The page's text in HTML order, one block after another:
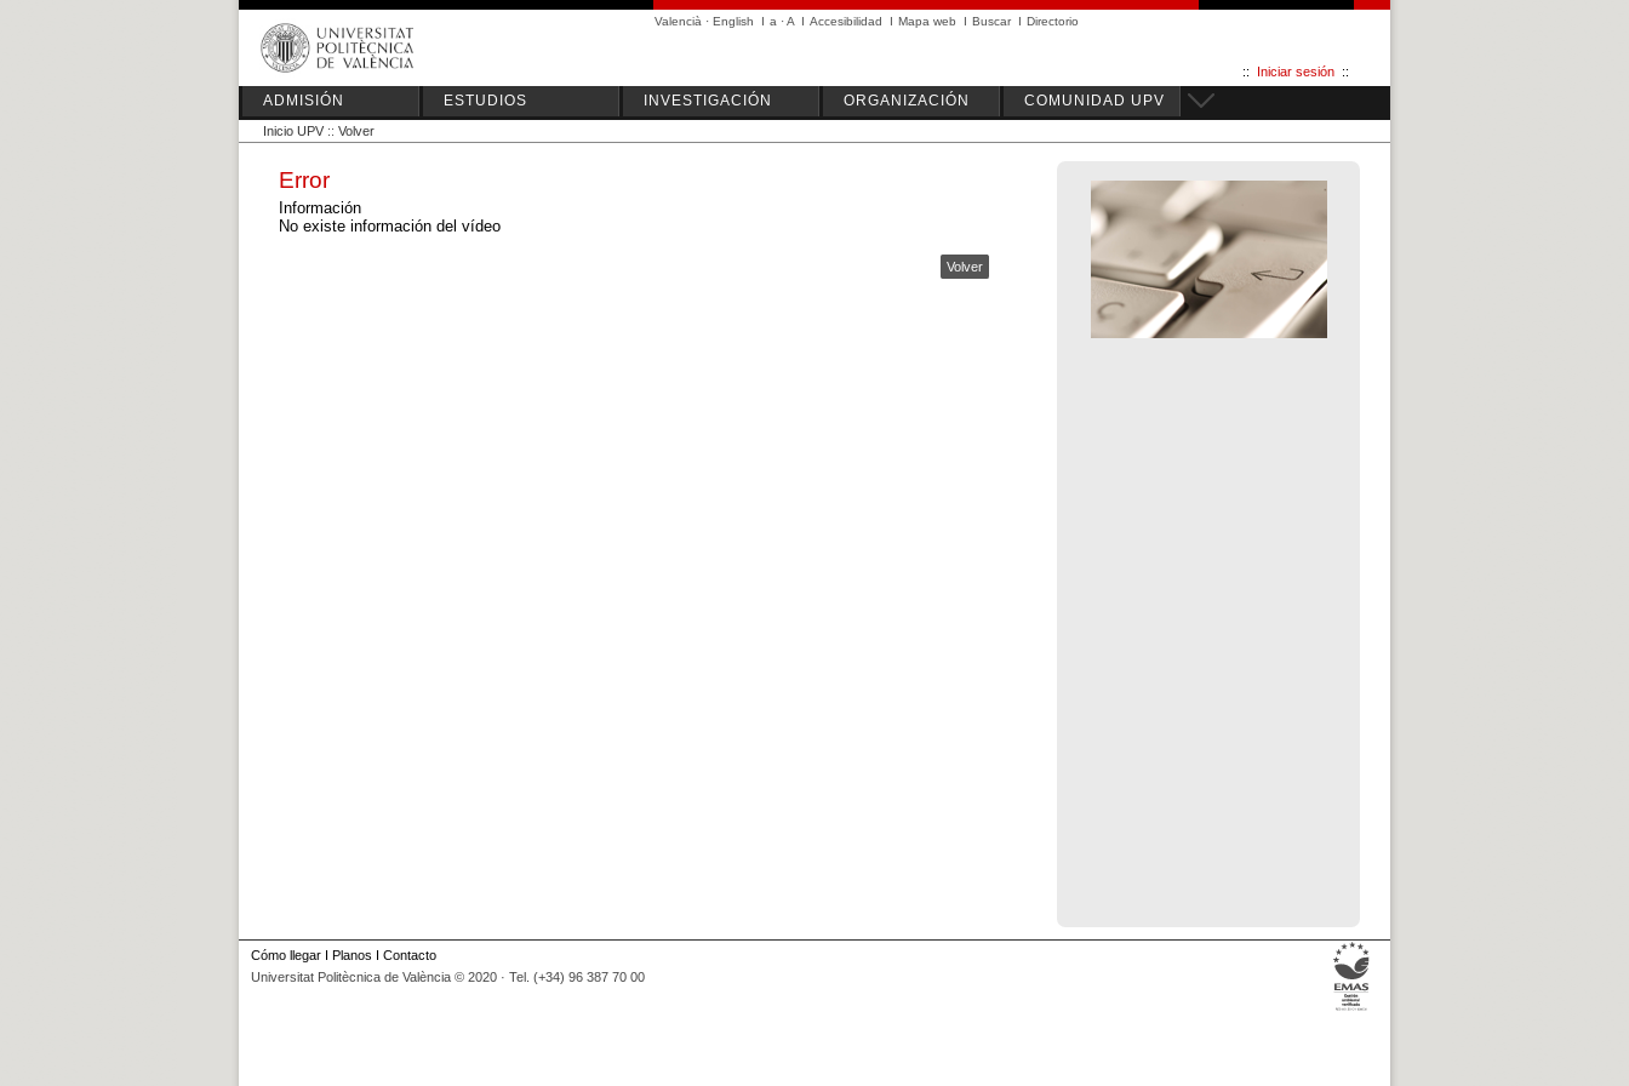
Valencià · English I a ·A I Accesibilidad I Mapa web I Buscar I Directorio
:: Iniciar sesión ::
ADMISIÓN ESTUDIOS INVESTIGACIÓN ORGANIZACIÓN COMUNIDAD UPV
Inicio UPV :: Volver
Error
Información
No existe información del vídeo
Volver
Cómo llegar I Planos I Contacto
Universitat Politècnica de València © 2020 · Tel. (+34) 96 387 70 00